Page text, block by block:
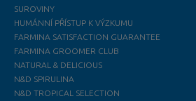
SUROVINY
HUMÁNNÍ PŘÍSTUP K VÝZKUMU
FARMINA SATISFACTION GUARANTEE
FARMINA GROOMER CLUB
NATURAL & DELICIOUS
N&D SPIRULINA
N&D TROPICAL SELECTION